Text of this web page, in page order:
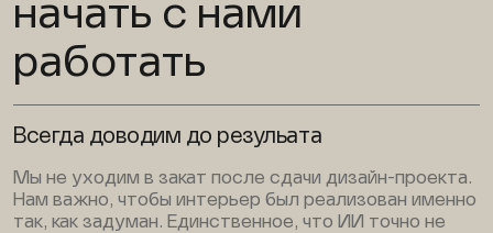
начать с нами
работать
Всегда доводим до резульата
Мы не уходим в закат после сдачи дизайн-проекта.
Нам важно, чтобы интерьер был реализован именно
так, как задуман. Единственное, что ИИ точно не